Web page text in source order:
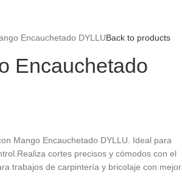
Encauchetado DYLLUBack to products
Encauchetado
Mango Encauchetado DYLLU. Ideal para
cortes precisos y cómodos con el
trabajos de carpintería y bricolaje con mejor